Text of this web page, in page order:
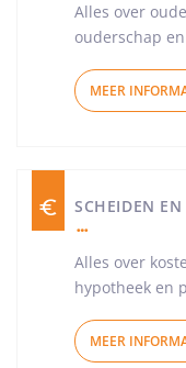
Alles over
ouderschap
MEER
SCHEIDEN
Alles over
hypotheek en
MEER